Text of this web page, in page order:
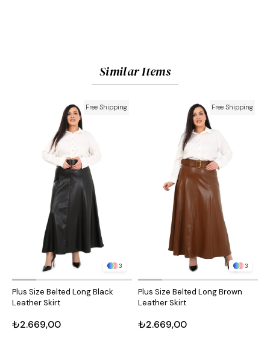
Similar Items
3
Plus Size Belted Long Black
Leather Skirt
₺2.669,00
Free Shipping
3
Plus Size Belted Long Brown
Leather Skirt
₺2.669,00
Free Shipping